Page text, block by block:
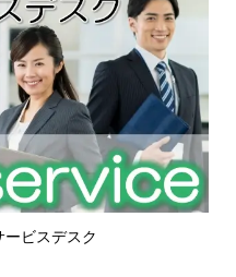
ービスデスク